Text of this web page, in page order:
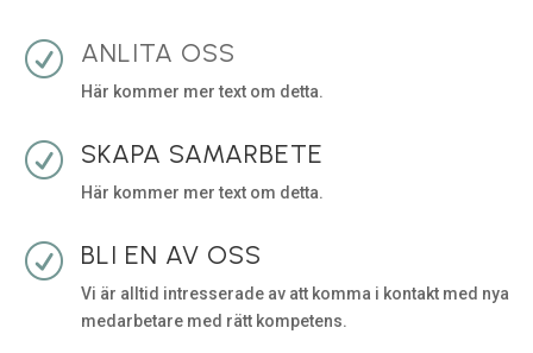
R ANLITA OSS
Här kommer mer text om detta.
R SKAPA SAMARBETE
Här kommer mer text om detta.
R BLI EN AV OSS
Vi är alltid intresserade av att komma i kontakt med nya
medarbetare med rätt kompetens.